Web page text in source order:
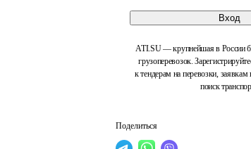
Вход
ATI.SU — крупнейшая в России
грузоперевозок.
к тендерам на перевозки, заявкам
поиск
Поделиться